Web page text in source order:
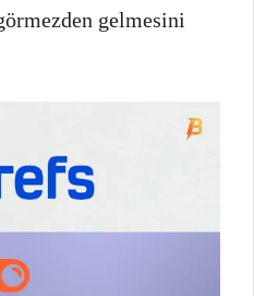
gelmesini